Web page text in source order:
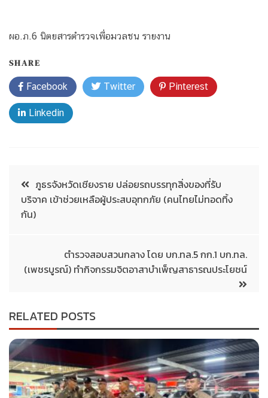
ผอ.ภ.6 นิตยสารตำรวจเพื่อมวลชน รายงาน
SHARE
Facebook Twitter Pinterest
Linkedin
ภูธรจังหวัดเชียงราย ปล่อยรถบรรทุกสิ่งของที่รับ
บริจาค เข้าช่วยเหลือผู้ประสบอุทกภัย (คนไทยไม่ทอดทิ้ง
กัน)
ตำรวจสอบสวนกลาง โดย บก.ทล.5 กก.1 บก.ทล.
(เพชรบูรณ์) ทำกิจกรรมจิตอาสาบำเพ็ญสาธารณประโยชน์
RELATED POSTS